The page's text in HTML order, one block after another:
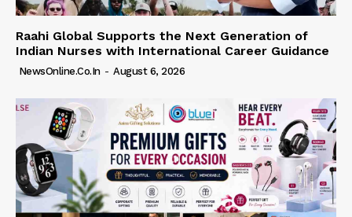
Raahi Global Supports the Next Generation of
Indian Nurses with International Career Guidance
NewsOnline.co.in - August 6, 2026